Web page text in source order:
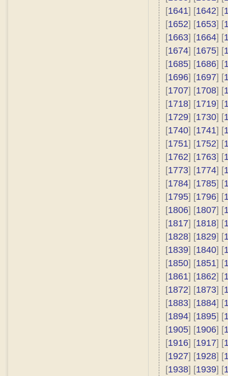
[1641] [1642] [
[1652] [1653] [
[1663] [1664] [
[1674] [1675] [
[1685] [1686] [
[1696] [1697] [
[1707] [1708] [
[1718] [1719] [
[1729] [1730] [
[1740] [1741] [
[1751] [1752] [
[1762] [1763] [
[1773] [1774] [
[1784] [1785] [
[1795] [1796] [
[1806] [1807] [
[1817] [1818] [
[1828] [1829] [
[1839] [1840] [
[1850] [1851] [
[1861] [1862] [
[1872] [1873] [
[1883] [1884] [
[1894] [1895] [
[1905] [1906] [
[1916] [1917] [
[1927] [1928] [
[1938] [1939] [